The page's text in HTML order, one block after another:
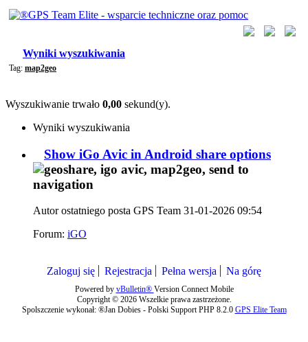
Wyniki wyszukiwania
Tag: map2geo
Wyszukiwanie trwało 0,00 sekund(y).
Wyniki wyszukiwania
Show iGo Avic in Android share options
Autor ostatniego posta GPS Team 31-01-2026 09:54
Forum: iGO
Zaloguj się Rejestracja Pełna wersja Na górę
Powered by vBulletin® Version Connect Mobile
Copyright © 2026 Wszelkie prawa zastrzeżone.
Spolszczenie wykonał: ®Jan Dobies - Polski Support PHP 8.2.0 GPS Elite Team